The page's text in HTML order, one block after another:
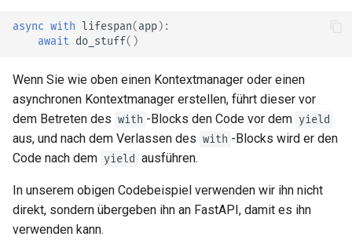
async with lifespan(app):
await do_stuff()
Wenn Sie wie oben einen Kontextmanager oder einen
asynchronen Kontextmanager erstellen, führt dieser vor
dem Betreten des with -Blocks den Code vor dem yield
aus, und nach dem Verlassen des with -Blocks wird er den
Code nach dem yield ausführen.
In unserem obigen Codebeispiel verwenden wir ihn nicht
direkt, sondern übergeben ihn an FastAPI, damit es ihn
verwenden kann.